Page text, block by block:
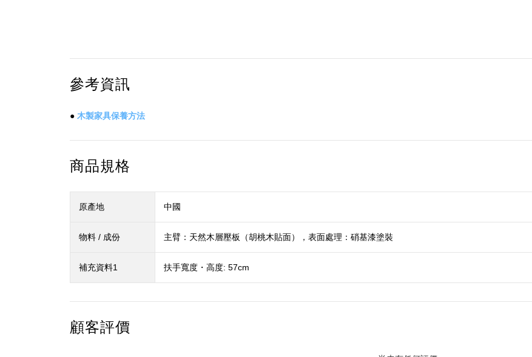
參考資訊
● 木製家具保養方法
商品規格
原產地 中國
物料 / 成份 主臂：天然木層壓板（胡桃木貼面），表面處理：硝基漆塗裝
補充資料1 扶手寬度・高度: 57cm
顧客評價